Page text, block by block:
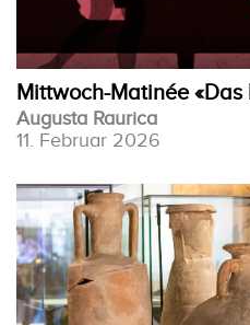
Mittwoch-Matinée
Augusta Raurica
11. Februar 2026